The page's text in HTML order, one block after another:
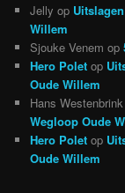
Jelly op
Willem
Sjouke Venem op
Hero Polet op
Oude Willem
Hans Westenbrink
Wegloop Oude
Hero Polet op
Oude Willem